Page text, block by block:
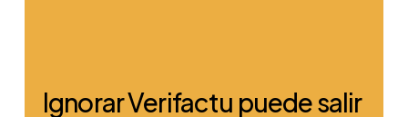
Ignorar Verifactu puede salir